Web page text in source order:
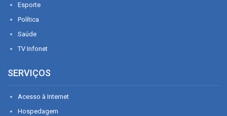
Esporte
Política
Saúde
TV Infonet
SERVIÇOS
Acesso à Internet
Hospedagem